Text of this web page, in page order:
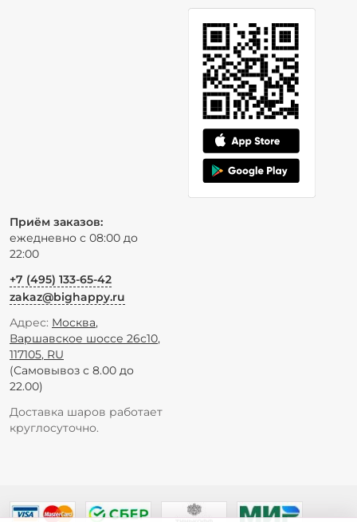
Приём заказов:
ежедневно с 08:00 до
22:00
+7 (495) 133-65-42
zakaz@bighappy.ru
Адрес: Москва,
Варшавское шоссе 26с10,
117105, RU
(Самовывоз с 8.00 до
22.00)
Доставка шаров работает
круглосуточно.